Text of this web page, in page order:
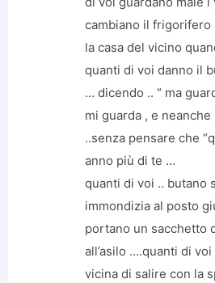
cambiano il
la casa del vicino
quanti di voi danno il
… dicendo .. “ ma
mi guarda , e
..senza pensare che
anno più di te …
quanti di voi .. butano
immondizia al posto
portano un sacchetto
all’asilo ….quanti di
vicina di salire con la